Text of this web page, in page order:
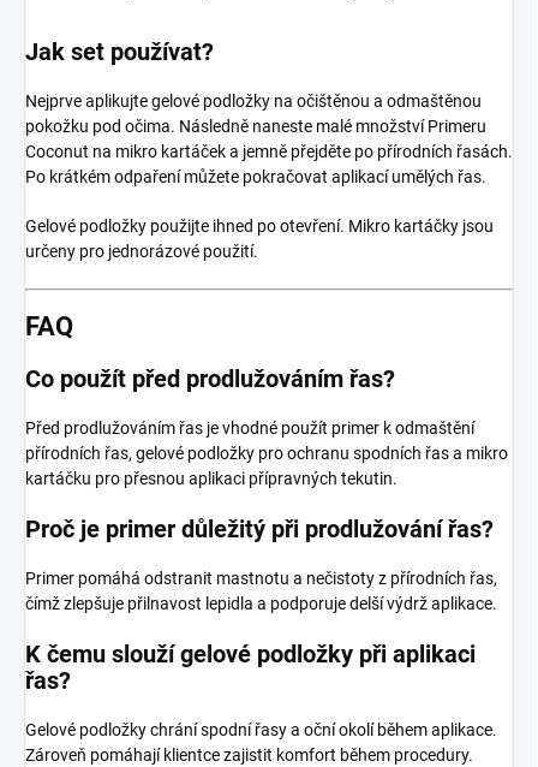
Jak set používat?
Nejprve aplikujte gelové podložky na očištěnou a odmaštěnou
pokožku pod očima. Následně naneste malé množství Primeru
Coconut na mikro kartáček a jemně přejděte po přírodních řasách.
Po krátkém odpaření můžete pokračovat aplikací umělých řas.
Gelové podložky použijte ihned po otevření. Mikro kartáčky jsou
určeny pro jednorázové použití.
FAQ
Co použít před prodlužováním řas?
Před prodlužováním řas je vhodné použít primer k odmaštění
přírodních řas, gelové podložky pro ochranu spodních řas a mikro
kartáčku pro přesnou aplikaci přípravných tekutin.
Proč je primer důležitý při prodlužování řas?
Primer pomáhá odstranit mastnotu a nečistoty z přírodních řas,
čímž zlepšuje přilnavost lepidla a podporuje delší výdrž aplikace.
K čemu slouží gelové podložky při aplikaci
řas?
Gelové podložky chrání spodní řasy a oční okolí během aplikace.
Zároveň pomáhají klientce zajistit komfort během procedury.